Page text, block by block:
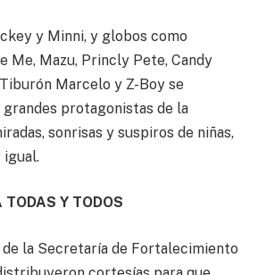
y Minni, y globos como
Me, Mazu, Princly Pete, Candy
Marcelo y Z-Boy se
protagonistas de la
sonrisas y suspiros de niñas,
igual.
TODAS Y TODOS
de la Secretaría de Fortalecimiento